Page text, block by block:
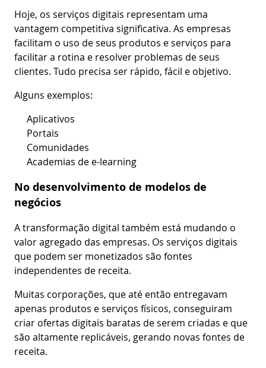
Hoje, os serviços digitais representam uma
vantagem competitiva significativa. As empresas
facilitam o uso de seus produtos e serviços para
facilitar a rotina e resolver problemas de seus
clientes. Tudo precisa ser rápido, fácil e objetivo.
Alguns exemplos:
Aplicativos
Portais
Comunidades
Academias de e-learning
No desenvolvimento de modelos de
negócios
A transformação digital também está mudando o
valor agregado das empresas. Os serviços digitais
que podem ser monetizados são fontes
independentes de receita.
Muitas corporações, que até então entregavam
apenas produtos e serviços físicos, conseguiram
criar ofertas digitais baratas de serem criadas e que
são altamente replicáveis, gerando novas fontes de
receita.